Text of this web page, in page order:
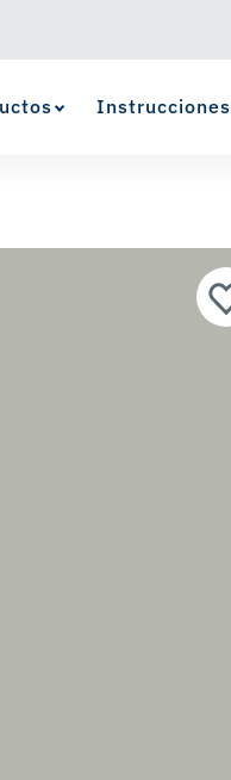
Instrucciones